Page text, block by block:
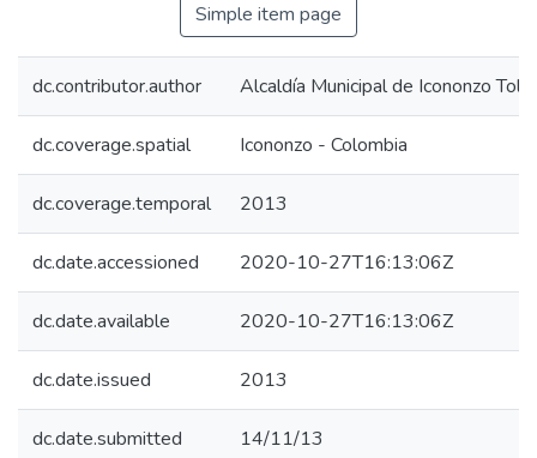
Simple item page
dc.contributor.author Alcaldía Municipal de Icononzo
dc.coverage.spatial Icononzo - Colombia
dc.coverage.temporal 2013
dc.date.accessioned 2020-10-27T16:13:06Z
dc.date.available 2020-10-27T16:13:06Z
dc.date.issued 2013
dc.date.submitted 14/11/13